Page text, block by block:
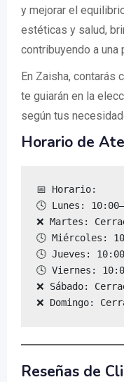
y mejorar el
estéticas y salud,
contribuyendo a una
En Zaisha, contarás
te guiarán en la
según tus
Horario de
📅 Horario:
🕓 Lunes:
❌ Martes:
🕓 Miércoles:
🕓 Jueves:
🕓 Viernes:
❌ Sábado:
❌ Domingo:
Reseñas de